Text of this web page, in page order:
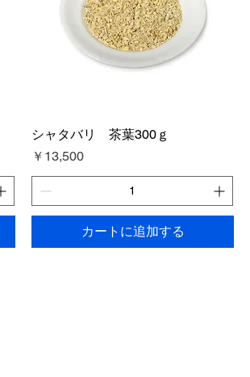
シャタバリ 茶葉300ｇ
価格
￥13,500
カートに追加する